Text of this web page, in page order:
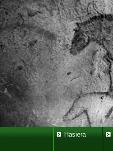
Hasiera